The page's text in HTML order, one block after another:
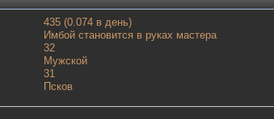
435 (0.074 в день)
Имбой становится в руках мастера
32
Мужской
31
Псков